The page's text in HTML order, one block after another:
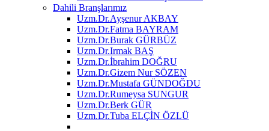
Dahili Branşlarımız
Uzm.Dr.Ayşenur AKBAY
Uzm.Dr.Fatma BAYRAM
Uzm.Dr.Burak GÜRBÜZ
Uzm.Dr.Irmak BAŞ
Uzm.Dr.İbrahim DOĞRU
Uzm.Dr.Gizem Nur SÖZEN
Uzm.Dr.Mustafa GÜNDOĞDU
Uzm.Dr.Rumeysa SUNGUR
Uzm.Dr.Berk GÜR
Uzm.Dr.Tuba ELÇİN ÖZLÜ